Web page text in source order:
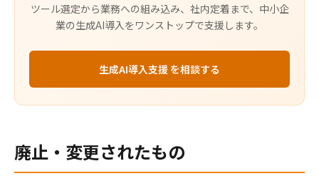
ツール選定から業務への組み込み、社内定着まで、中小企
業の生成AI導入をワンストップで支援します。
生成AI導入支援 を相談する
廃止・変更されたもの